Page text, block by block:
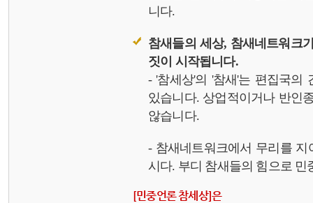
니다.
참새들의 세상, 참새네트워크
짓이 시작됩니다.
- '참세상'의 '참새'는 편집국의
있습니다. 상업적이거나 반인
않습니다.
- 참새네트워크에서 무리를
시다. 부디 참새들의 힘으로 민
[민중언론 참세상]은